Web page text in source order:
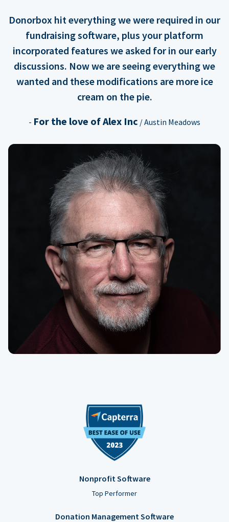
Donorbox hit everything we were required in our
fundraising software, plus your platform
incorporated features we asked for in our early
discussions. Now we are seeing everything we
wanted and these modifications are more ice
cream on the pie.
- For the love of Alex Inc / Austin Meadows
Nonprofit Software
Top Performer
Donation Management Software